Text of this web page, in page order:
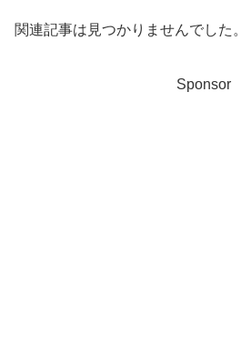
関連記事は見つかりませんでした。
Sponsor